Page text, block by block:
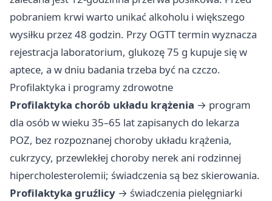
pobraniem krwi warto unikać alkoholu i większego
wysiłku przez 48 godzin. Przy OGTT termin wyznacza
rejestracja laboratorium, glukozę 75 g kupuje się w
aptece, a w dniu badania trzeba być na czczo.
Profilaktyka i programy zdrowotne
Profilaktyka chorób układu krążenia → program
dla osób w wieku 35–65 lat zapisanych do lekarza
POZ, bez rozpoznanej choroby układu krążenia,
cukrzycy, przewlekłej choroby nerek ani rodzinnej
hipercholesterolemii; świadczenia są bez skierowania.
Profilaktyka gruźlicy → świadczenia pielęgniarki